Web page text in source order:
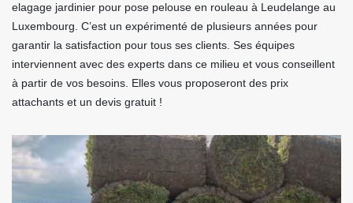
elagage jardinier pour pose pelouse en rouleau à Leudelange au
Luxembourg. C’est un expérimenté de plusieurs années pour
garantir la satisfaction pour tous ses clients. Ses équipes
interviennent avec des experts dans ce milieu et vous conseillent
à partir de vos besoins. Elles vous proposeront des prix
attachants et un devis gratuit !